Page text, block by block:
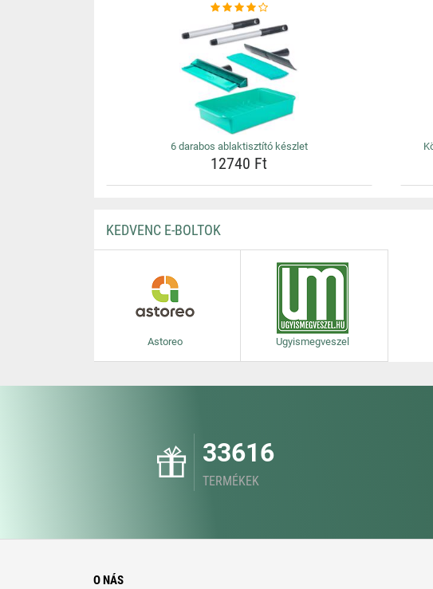
6 darabos ablaktisztító készlet
12740 Ft
KEDVENC E-BOLTOK
Astoreo Ugyismegveszel
33616
TERMÉKEK
O NÁS